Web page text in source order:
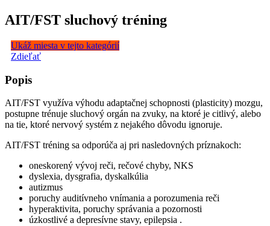
AIT/FST sluchový tréning
Ukáž miesta v tejto kategórií
Zdieľať
Popis
AIT/FST využíva výhodu adaptačnej schopnosti (plasticity) mozgu,
postupne trénuje sluchový orgán na zvuky, na ktoré je citlivý, alebo
na tie, ktoré nervový systém z nejakého dôvodu ignoruje.
AIT/FST tréning sa odporúča aj pri nasledovných príznakoch:
oneskorený vývoj reči, rečové chyby, NKS
dyslexia, dysgrafia, dyskalkúlia
autizmus
poruchy auditívneho vnímania a porozumenia reči
hyperaktivita, poruchy správania a pozornosti
úzkostlivé a depresívne stavy, epilepsia .